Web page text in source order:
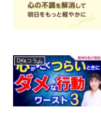
Dr'sコラム